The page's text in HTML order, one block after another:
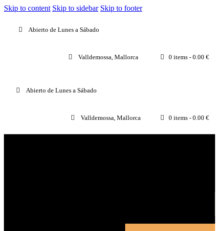
Skip to content Skip to sidebar Skip to footer
Abierto de Lunes a Sábado
Valldemossa, Mallorca 0 items - 0.00 €
Abierto de Lunes a Sábado
Valldemossa, Mallorca 0 items - 0.00 €